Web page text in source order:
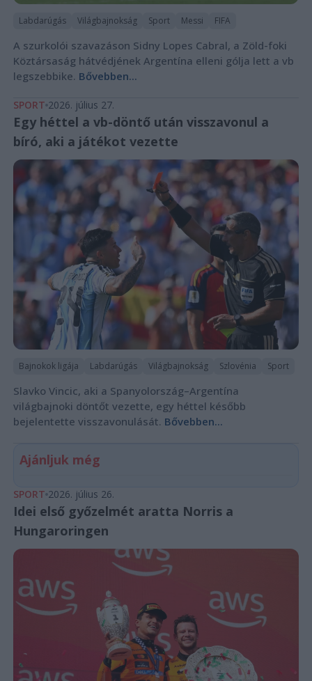
Labdarúgás Világbajnokság Sport Messi FIFA
A szurkolói szavazáson Sidny Lopes Cabral, a Zöld-foki
Köztársaság hátvédjének Argentína elleni gólja lett a vb
legszebbike. Bővebben...
SPORT 2026. július 27.
Egy héttel a vb-döntő után visszavonul a
bíró, aki a játékot vezette
Bajnokok ligája Labdarúgás Világbajnokság Szlovénia Sport
Slavko Vincic, aki a Spanyolország–Argentína
világbajnoki döntőt vezette, egy héttel később
bejelentette visszavonulását. Bővebben...
Ajánljuk még
SPORT 2026. július 26.
Idei első győzelmét aratta Norris a
Hungaroringen